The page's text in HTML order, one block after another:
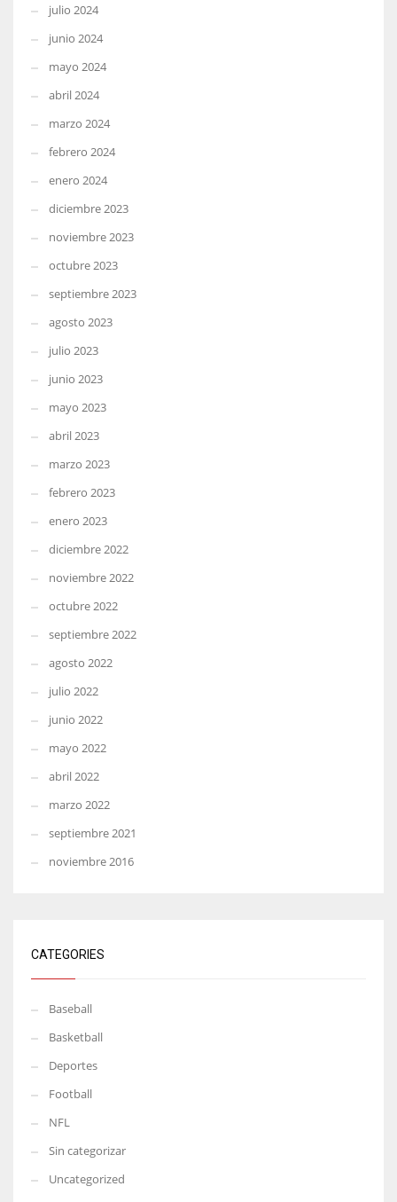
julio 2024
junio 2024
mayo 2024
abril 2024
marzo 2024
febrero 2024
enero 2024
diciembre 2023
noviembre 2023
octubre 2023
septiembre 2023
agosto 2023
julio 2023
junio 2023
mayo 2023
abril 2023
marzo 2023
febrero 2023
enero 2023
diciembre 2022
noviembre 2022
octubre 2022
septiembre 2022
agosto 2022
julio 2022
junio 2022
mayo 2022
abril 2022
marzo 2022
septiembre 2021
noviembre 2016
CATEGORIES
Baseball
Basketball
Deportes
Football
NFL
Sin categorizar
Uncategorized